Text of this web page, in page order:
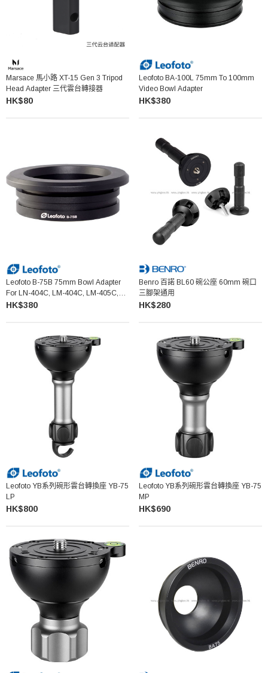
Marsace 馬小路 XT-15 Gen 3 Tripod
Head Adapter 三代雲台轉接器
HK$80
Leofoto BA-100L 75mm To 100mm
Video Bowl Adapter
HK$380
Leofoto B-75B 75mm Bowl Adapter
For LN-404C, LM-404C, LM-405C,
LM-402C Tripod
HK$380
Benro 百諾 BL60 碗公座 60mm 碗口
三腳架通用
HK$280
Leofoto YB系列碗形雲台轉換座 YB-75
LP
HK$800
Leofoto YB系列碗形雲台轉換座 YB-75
MP
HK$690